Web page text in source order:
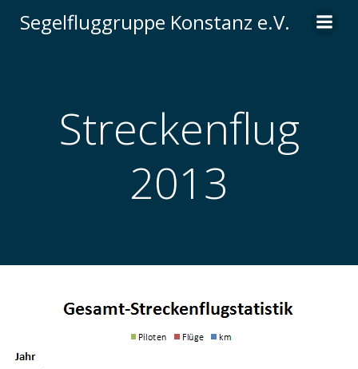
Inhalt
Segelfluggruppe Konstanz e.V.
Streckenflug
2013